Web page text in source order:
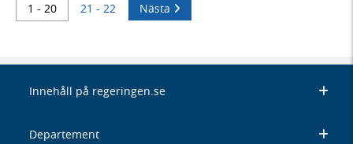
1 - 20 21 - 22 Nästa
Innehåll på regeringen.se
Departement